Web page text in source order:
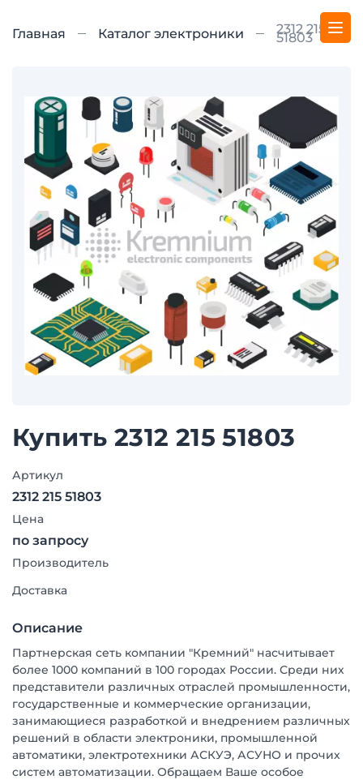
Главная Каталог электроники 2312 215
51803
Купить 2312 215 51803
Артикул
2312 215 51803
Цена
по запросу
Производитель
Доставка
Описание
Партнерская сеть компании "Кремний" насчитывает
более 1000 компаний в 100 городах России. Среди них
представители различных отраслей промышленности,
государственные и коммерческие организации,
занимающиеся разработкой и внедрением различных
решений в области электроники, промышленной
автоматики, электротехники АСКУЭ, АСУНО и прочих
систем автоматизации. Обращаем Ваше особое